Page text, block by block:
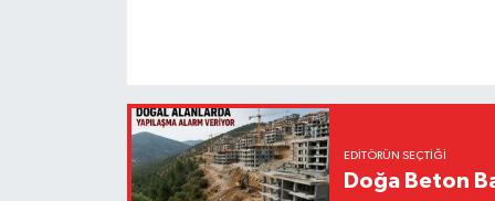
EDITÖRÜN SEÇTIĞI
Doğa Beton